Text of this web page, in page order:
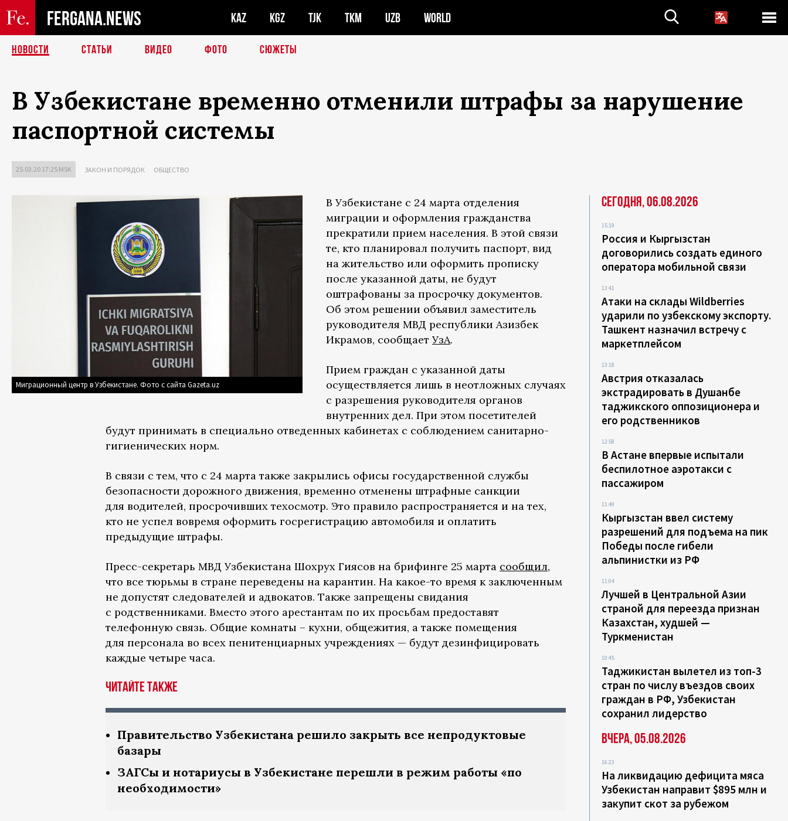
FERGANA.NEWS KAZ KGZ TJK TKM UZB WORLD
НОВОСТИ СТАТЬИ ВИДЕО ФОТО СЮЖЕТЫ
В Узбекистане временно отменили штрафы за нарушение
паспортной системы
25.03.20 17:25 MSK ЗАКОН И ПОРЯДОК ОБЩЕСТВО
Миграционный центр в Узбекистане. Фото с сайта Gazeta.uz
В Узбекистане с 24 марта отделения
миграции и оформления гражданства
прекратили прием населения. В этой связи
те, кто планировал получить паспорт, вид
на жительство или оформить прописку
после указанной даты, не будут
оштрафованы за просрочку документов.
Об этом решении объявил заместитель
руководителя МВД республики Азизбек
Икрамов, сообщает УзА.
Прием граждан с указанной даты
осуществляется лишь в неотложных случаях
с разрешения руководителя органов
внутренних дел. При этом посетителей
будут принимать в специально отведенных кабинетах с соблюдением санитарно-
гигиенических норм.
В связи с тем, что с 24 марта также закрылись офисы государственной службы
безопасности дорожного движения, временно отменены штрафные санкции
для водителей, просрочивших техосмотр. Это правило распространяется и на тех,
кто не успел вовремя оформить госрегистрацию автомобиля и оплатить
предыдущие штрафы.
Пресс-секретарь МВД Узбекистана Шохрух Гиясов на брифинге 25 марта сообщил,
что все тюрьмы в стране переведены на карантин. На какое-то время к заключенным
не допустят следователей и адвокатов. Также запрещены свидания
с родственниками. Вместо этого арестантам по их просьбам предоставят
телефонную связь. Общие комнаты – кухни, общежития, а также помещения
для персонала во всех пенитенциарных учреждениях — будут дезинфицировать
каждые четыре часа.
Читайте также
Правительство Узбекистана решило закрыть все непродуктовые
базары
ЗАГСы и нотариусы в Узбекистане перешли в режим работы «по
необходимости»
Сегодня, 06.08.2026
15:19
Россия и Кыргызстан
договорились создать единого
оператора мобильной связи
13:41
Атаки на склады Wildberries
ударили по узбекскому экспорту.
Ташкент назначил встречу с
маркетплейсом
13:18
Австрия отказалась
экстрадировать в Душанбе
таджикского оппозиционера и
его родственников
12:58
В Астане впервые испытали
беспилотное аэротакси с
пассажиром
11:49
Кыргызстан ввел систему
разрешений для подъема на пик
Победы после гибели
альпинистки из РФ
11:04
Лучшей в Центральной Азии
страной для переезда признан
Казахстан, худшей —
Туркменистан
10:45
Таджикистан вылетел из топ-3
стран по числу въездов своих
граждан в РФ, Узбекистан
сохранил лидерство
Вчера, 05.08.2026
16:23
На ликвидацию дефицита мяса
Узбекистан направит $895 млн и
закупит скот за рубежом